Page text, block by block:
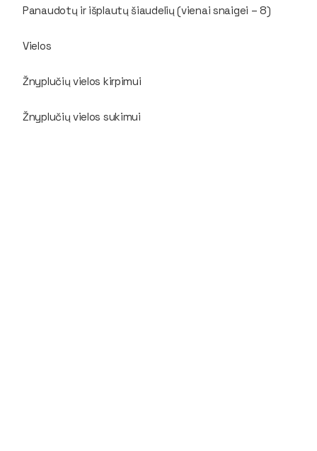
Panaudotų ir išplautų šiaudelių (vienai snaigei – 8)
Vielos
Žnyplučių vielos kirpimui
Žnyplučių vielos sukimui